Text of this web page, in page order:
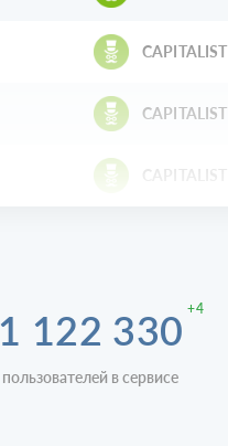
CAPITALIST
CAPITALIST
1 122 330 +4
пользователей в сервисе